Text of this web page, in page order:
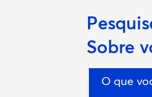
Sobre
O que